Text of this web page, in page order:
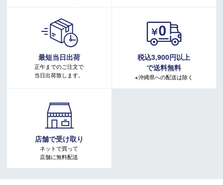
最短当日出荷
正午までのご注文で
当日出荷致します。
税込3,900円以上
で送料無料
※沖縄県への配送は除く
店舗で受け取り
ネットで買って
店舗に無料配送